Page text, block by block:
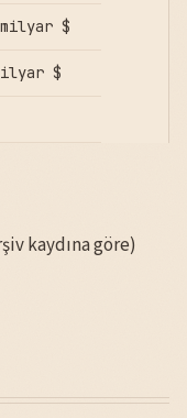
$
$
kaydına göre)